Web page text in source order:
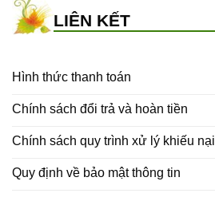
LIÊN KẾT
Hình thức thanh toán
Chính sách đổi trả và hoàn tiền
Chính sách quy trình xử lý khiếu nại
Quy định về bảo mật thông tin